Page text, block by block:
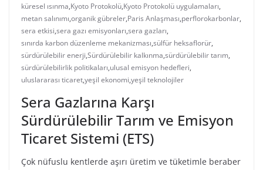
küresel ısınma,Kyoto Protokolü,Kyoto Protokolü uygulamaları,
metan salınımı,organik gübreler,Paris Anlaşması,perflorokarbonlar,
sera etkisi,sera gazı emisyonları,sera gazları,
sınırda karbon düzenleme mekanizması,sülfür heksaflorür,
sürdürülebilir enerji,Sürdürülebilir kalkınma,sürdürülebilir tarım,
sürdürülebilirlik politikaları,ulusal emisyon hedefleri,
uluslararası ticaret,yeşil ekonomi,yeşil teknolojiler
Sera Gazlarına Karşı
Sürdürülebilir Tarım ve Emisyon
Ticaret Sistemi (ETS)
Çok nüfuslu kentlerde aşırı üretim ve tüketimle beraber